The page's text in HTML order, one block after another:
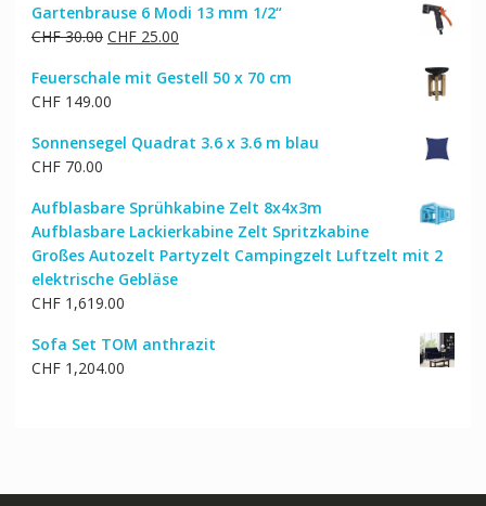
Gartenbrause 6 Modi 13 mm 1/2“
CHF30.00 Ursprünglicher
war:
CHF 30.00
CHF25.00Aktueller
ist:
Feuerschale mit Gestell 50 x 70 cm
CHF149.00
Sonnensegel Quadrat 3.6 x 3.6 m blau
CHF70.00
Aufblasbare Sprühkabine Zelt 8x4x3m
Aufblasbare Lackierkabine Zelt Spritzkabine
Großes Autozelt Partyzelt Campingzelt Luftzelt mit 2
elektrische Gebläse
CHF1,619.00
Sofa Set TOM anthrazit
CHF1,204.00